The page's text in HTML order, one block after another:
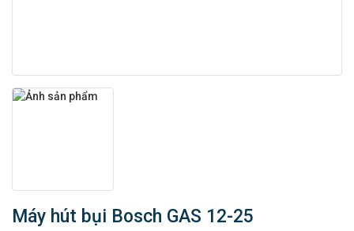
Máy hút bụi Bosch GAS 12-25